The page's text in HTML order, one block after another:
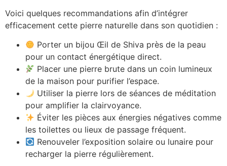
Voici quelques recommandations afin d’intégrer
efficacement cette pierre naturelle dans son quotidien :
Porter un bijou Œil de Shiva près de la peau
pour un contact énergétique direct.
Placer une pierre brute dans un coin lumineux
de la maison pour purifier l’espace.
Utiliser la pierre lors de séances de méditation
pour amplifier la clairvoyance.
Éviter les pièces aux énergies négatives comme
les toilettes ou lieux de passage fréquent.
Renouveler l’exposition solaire ou lunaire pour
recharger la pierre régulièrement.